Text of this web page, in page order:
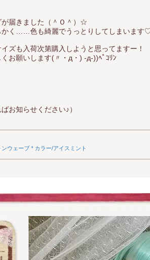
が届きました（＾Ｏ＾）☆
かく……色も綺麗でうっとりしてしまいます
ズも入荷次第購入しようと思ってますー！
お願いします(〃・д・) -д-))ﾍﾟｺﾘﾝ
お知らせください♪）
ウェーブ * カラー/アイスミント